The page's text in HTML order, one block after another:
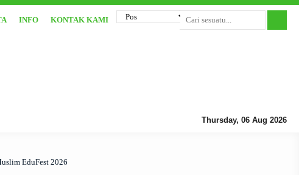
INFO KONTAK KAMI
Thursday, 06 Aug 2026
EduFest 2026